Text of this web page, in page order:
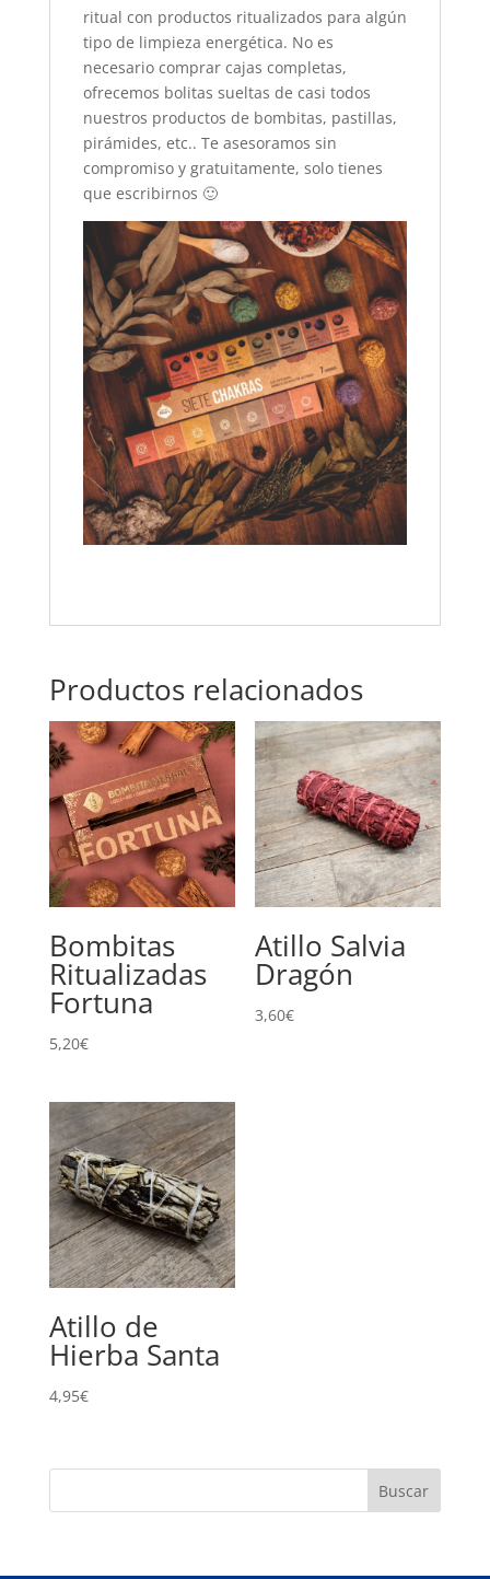
ritual con productos ritualizados para algún
tipo de limpieza energética. No es
necesario comprar cajas completas,
ofrecemos bolitas sueltas de casi todos
nuestros productos de bombitas, pastillas,
pirámides, etc.. Te asesoramos sin
compromiso y gratuitamente, solo tienes
que escribirnos 🙂
Productos relacionados
Bombitas
Ritualizadas
Fortuna
5,20€
Atillo Salvia
Dragón
3,60€
Atillo de
Hierba Santa
4,95€
Buscar